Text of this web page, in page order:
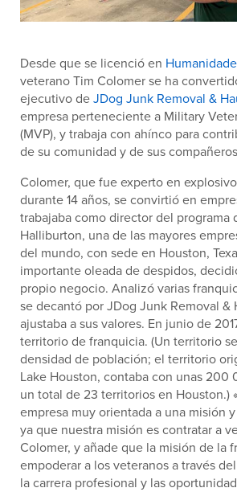
Desde que se licenció en
veterano Tim Colomer se ha
ejecutivo deJDog Junk Removal &
empresa perteneciente a Military
(MVP), y trabaja con ahínco para
de su comunidad y de sus
Colomer, que fue experto en
durante 14 años, se convirtió en
trabajaba como director del programa
Halliburton, una de las mayores
del mundo, con sede en Houston,
importante oleada de despidos,
propio negocio. Analizó varias
se decantó por JDog Junk Removal &
ajustaba a sus valores. En junio de
territorio de franquicia. (Un territorio
densidad de población; el territorio
Lake Houston, contaba con unas 200
un total de 23 territorios en Houston.)
empresa muy orientada a una misión
ya que nuestra misión es contratar a
Colomer, y añade que la misión de la
empoderar a los veteranos a través
la carrera profesional y las